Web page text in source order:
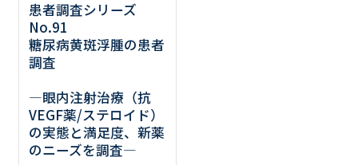
患者調査シリーズ
No.91
糖尿病黄斑浮腫の患者
調査
―眼内注射治療（抗
VEGF薬/ステロイド）
の実態と満足度、新薬
のニーズを調査―